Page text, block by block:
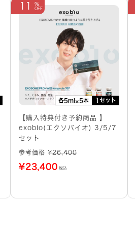
各5ml×5本 1セット
11
【購入特典付き予約商品 】
exobio(エクソバイオ) 3/5/7
セット
参考価格 ¥26,400
¥23,400 税込